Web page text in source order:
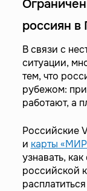
россиян в
В связи с
ситуации,
тем, что
рубежом:
работают, а
Российские
и карты
узнавать,
российской